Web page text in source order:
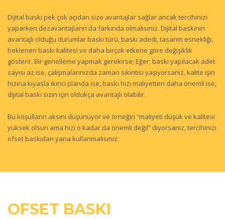
Dijital baskı pek çok açıdan size avantajlar sağlar ancak tercihinizi
yaparken dezavantajların da farkında olmalısınız. Dijital baskının
avantajlı olduğu durumlar baskı türü, baskı adedi, tasarım esnekliği,
beklenen baskı kalitesi ve daha birçok etkene göre değişiklik
gösterir. Bir genelleme yapmak gerekirse; Eğer; baskı yapılacak adet
sayısı az ise, çalışmalarınızda zaman sıkıntısı yaşıyorsanız, kalite işin
hızına kıyasla ikinci planda ise, baskı hızı maliyetten daha önemli ise,
dijital baskı sizin için oldukça avantajlı olabilir.
Bu koşulların aksini düşünüyor ve örneğin “maliyeti düşük ve kalitesi
yüksek olsun ama hızı o kadar da önemli değil” diyorsanız, tercihinizi
ofset baskıdan yana kullanmalısınız.
OFSET BASKI